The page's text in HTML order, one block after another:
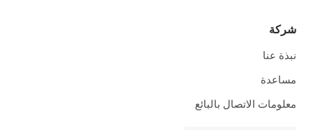
شركة
نبذة عنا
مساعدة
معلومات الاتصال بالبائع